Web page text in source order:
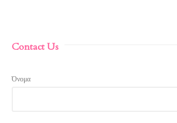
Contact Us
Όνομα